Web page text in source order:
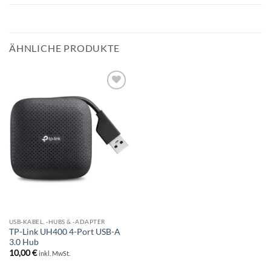
ÄHNLICHE PRODUKTE
BESTELLLISTE
USB-KABEL, -HUBS & -ADAPTER
TP-Link UH400 4-Port USB-A
3.0 Hub
10,00€ inkl. MwSt.